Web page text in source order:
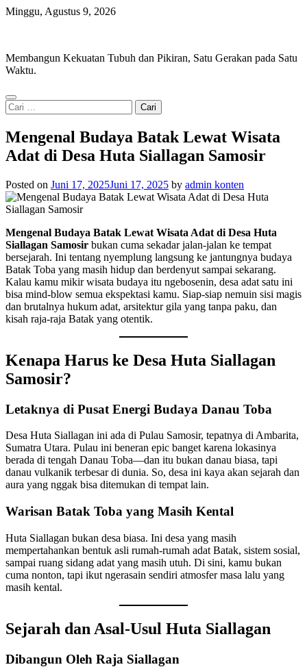
Skip
Minggu, Agustus 9, 2026
Membangun Kekuatan Tubuh dan Pikiran, Satu Gerakan pada Satu
Waktu.
Cari
untuk:
Mengenal Budaya Batak Lewat Wisata
Adat di Desa Huta Siallagan Samosir
Posted on Juni 17, 2025Juni 17, 2025 by admin konten
Mengenal Budaya Batak Lewat Wisata Adat di Desa Huta
Siallagan Samosir bukan cuma sekadar jalan-jalan ke tempat
bersejarah. Ini tentang nyemplung langsung ke jantungnya budaya
Batak Toba yang masih hidup dan berdenyut sampai sekarang.
Kalau kamu mikir wisata budaya itu ngebosenin, desa adat satu ini
bisa mind-blow semua ekspektasi kamu. Siap-siap nemuin sisi magis
dan brutalnya hukum adat, arsitektur gila yang tanpa paku, dan
kisah raja-raja Batak yang otentik.
Kenapa Harus ke Desa Huta Siallagan
Samosir?
Letaknya di Pusat Energi Budaya Danau Toba
Desa Huta Siallagan ini ada di Pulau Samosir, tepatnya di Ambarita,
Sumatra Utara. Pulau ini beneran epic banget karena lokasinya
berada di tengah Danau Toba—dan itu bukan danau biasa, tapi
danau vulkanik terbesar di dunia. So, desa ini kaya akan sejarah dan
aura yang nggak bisa ditemukan di tempat lain.
Warisan Batak Toba yang Masih Kental
Huta Siallagan bukan desa biasa. Ini desa yang masih
mempertahankan bentuk asli rumah-rumah adat Batak, sistem sosial,
sampai ruang sidang adat yang masih utuh. Di sini, kamu bukan
cuma nonton, tapi ikut ngerasain sendiri atmosfer masa lalu yang
masih kental.
Sejarah dan Asal-Usul Huta Siallagan
Dibangun Oleh Raja Siallagan